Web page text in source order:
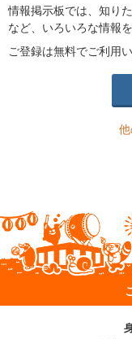
情報掲示板では、知り
など、いろいろな情報
ご登録は無料でご利用